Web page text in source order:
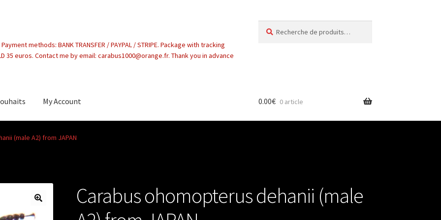
methods: BANK TRANSFER / PAYPAL / STRIPE. Package with tracking
35 euros. Contact me by email: carabus1000@orange.fr. Thank you in advance
pour :
My Account 0.00€ 0 article
(male A2) from JAPAN
Carabus ohomopterus dehanii (male